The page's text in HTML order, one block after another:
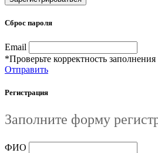
Сброс пароля
Email
*Проверьте корректность
Отправить
Регистрация
Заполните форму
ФИО